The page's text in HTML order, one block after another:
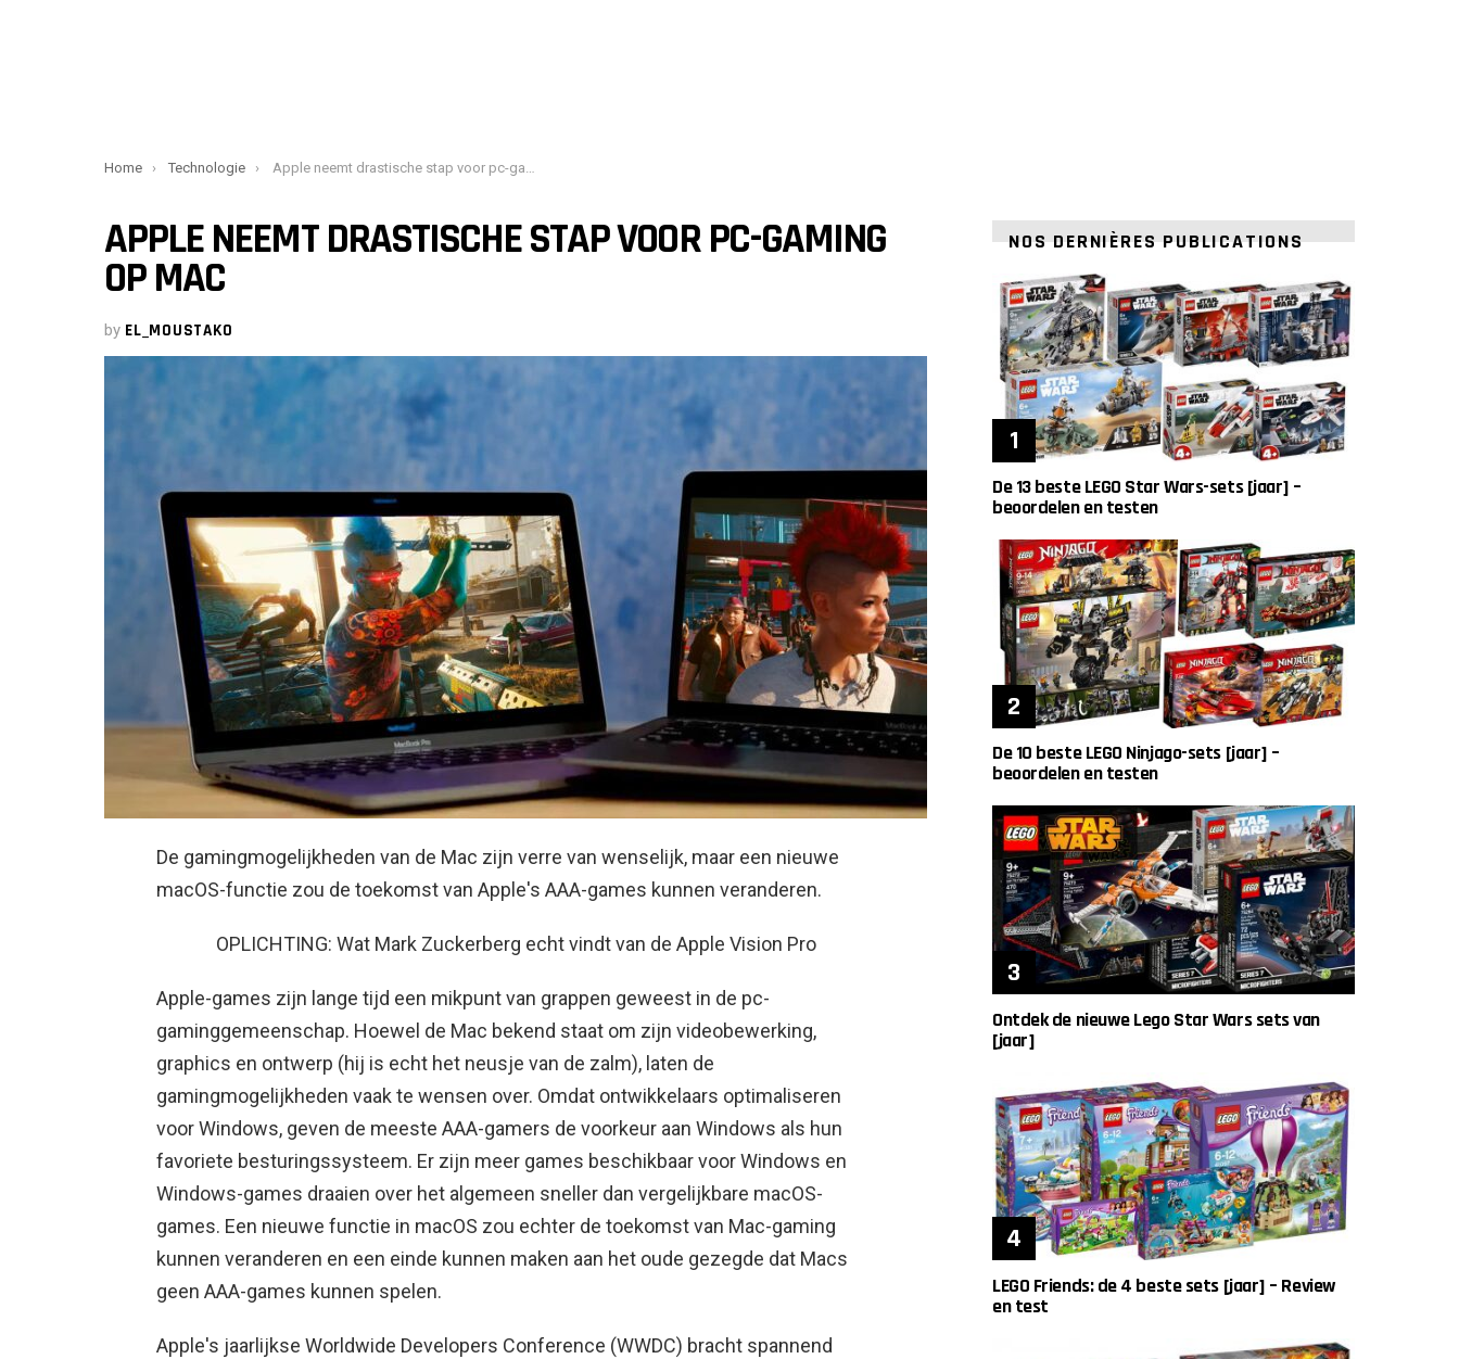
You are here:
Home Technologie Apple neemt drastische stap voor pc-gaming op Mac
APPLE NEEMT DRASTISCHE STAP VOOR PC-GAMING
OP MAC
by EL_MOUSTAKO
De gamingmogelijkheden van de Mac zijn verre van wenselijk, maar een nieuwe
macOS-functie zou de toekomst van Apple's AAA-games kunnen veranderen.
OPLICHTING: Wat Mark Zuckerberg echt vindt van de Apple Vision Pro
Apple-games zijn lange tijd een mikpunt van grappen geweest in de pc-
gaminggemeenschap. Hoewel de Mac bekend staat om zijn videobewerking,
graphics en ontwerp (hij is echt het neusje van de zalm), laten de
gamingmogelijkheden vaak te wensen over. Omdat ontwikkelaars optimaliseren
voor Windows, geven de meeste AAA-gamers de voorkeur aan Windows als hun
favoriete besturingssysteem. Er zijn meer games beschikbaar voor Windows en
Windows-games draaien over het algemeen sneller dan vergelijkbare macOS-
games. Een nieuwe functie in macOS zou echter de toekomst van Mac-gaming
kunnen veranderen en een einde kunnen maken aan het oude gezegde dat Macs
geen AAA-games kunnen spelen.
Apple's jaarlijkse Worldwide Developers Conference (WWDC) bracht spannend
NOS DERNIÈRES PUBLICATIONS
De 13 beste LEGO Star Wars-sets [jaar] –
beoordelen en testen
De 10 beste LEGO Ninjago-sets [jaar] –
beoordelen en testen
Ontdek de nieuwe Lego Star Wars sets van
[jaar]
LEGO Friends: de 4 beste sets [jaar] – Review
en test